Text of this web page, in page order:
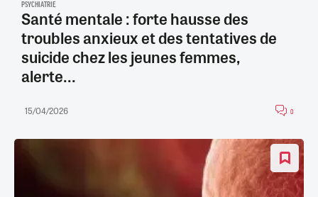
PSYCHIATRIE
Santé mentale : forte hausse des
troubles anxieux et des tentatives de
suicide chez les jeunes femmes,
alerte...
15/04/2026 0